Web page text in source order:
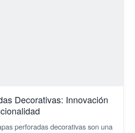
Decorativas: Innovación
perforadas decorativas son una